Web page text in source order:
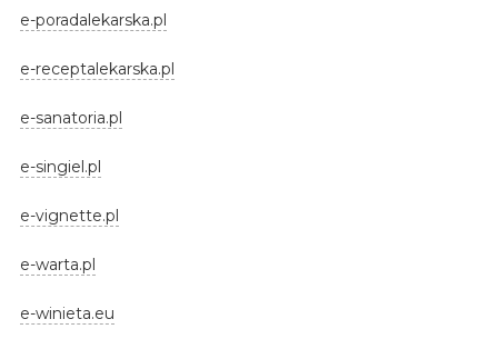
e-poradalekarska.pl
e-receptalekarska.pl
e-sanatoria.pl
e-singiel.pl
e-vignette.pl
e-warta.pl
e-winieta.eu